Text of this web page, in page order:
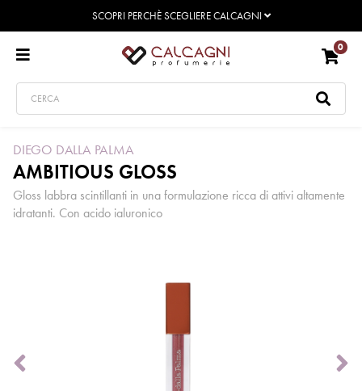
SCOPRI PERCHÈ SCEGLIERE CALCAGNI
0
DIEGO DALLA PALMA
AMBITIOUS GLOSS
Gloss labbra scintillanti in una formulazione ricca di attivi altamente
idratanti. Con acido ialuronico